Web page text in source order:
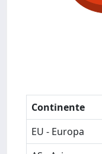
Continente
EU - Europa